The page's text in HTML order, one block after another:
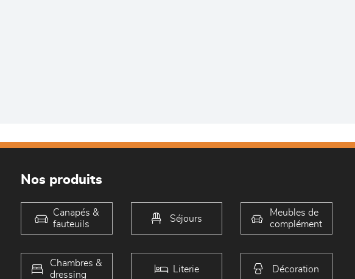
Nos produits
Canapés &
fauteuils
Séjours
Meubles de
complément
Chambres &
dressing
Literie Décoration